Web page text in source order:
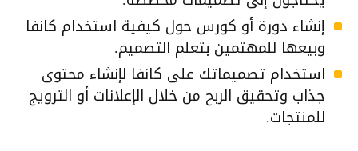
إنشاء دورة أو كورس حول كيفية استخدام كانفا
وبيعها للمهتمين بتعلم التصميم.
استخدام تصميماتك على كانفا لإنشاء محتوى
جذاب وتحقيق الربح من خلال الإعلانات أو الترويج
للمنتجات.